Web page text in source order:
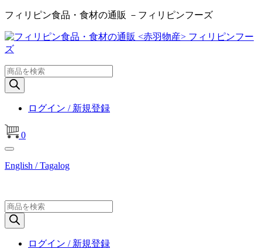
フィリピン食品・食材の通販 －フィリピンフーズ
商
品
検
ログイン / 新規登録
0
English / Tagalog
商
品
検
ログイン / 新規登録